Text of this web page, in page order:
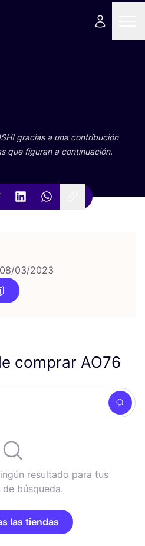
! gra­cias a una con­tri­bu­ción
que figu­ran a continuación.
03/2023
comprar AO76
resultado para tus
búsqueda.
las tiendas